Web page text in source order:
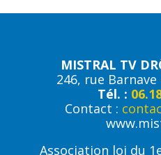
MISTRAL TV
246, rue Barnave
Tél. :
Contact :
Association loi du